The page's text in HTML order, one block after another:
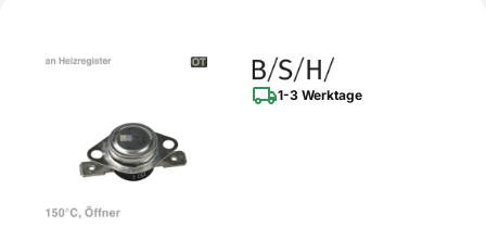
1-3 Werktage